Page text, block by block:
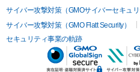
サイバー攻撃対策（GMOサイバーセキュリ
サイバー攻撃対策（GMO Flatt Security）
セキュリティ事業の軌跡